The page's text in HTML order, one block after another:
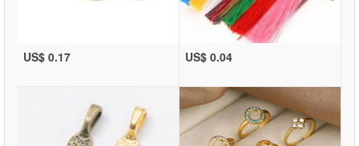
US$ 0.17 US$ 0.04